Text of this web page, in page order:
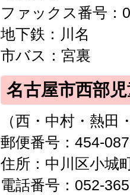
ファックス番号：
地下鉄：川名
市バス：宮裏
名古屋市西部
（西・中村・熱田
郵便番号：454-
住所：中川区小城
電話番号：052-